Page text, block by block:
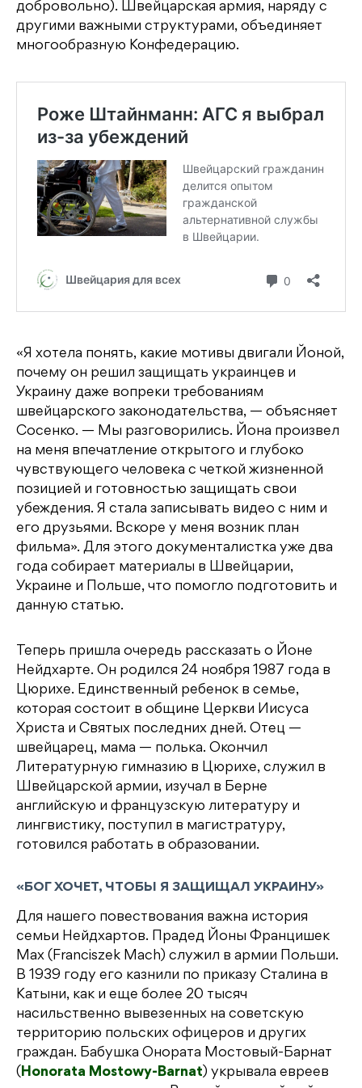
добровольно). Швейцарская армия, наряду с
другими важными структурами, объединяет
многообразную Конфедерацию.
«Я хотела понять, какие мотивы двигали Йоной,
почему он решил защищать украинцев и
Украину даже вопреки требованиям
швейцарского законодательства, — объясняет
Сосенко. — Мы разговорились. Йона произвел
на меня впечатление открытого и глубоко
чувствующего человека с четкой жизненной
позицией и готовностью защищать свои
убеждения. Я стала записывать видео с ним и
его друзьями. Вскоре у меня возник план
фильма». Для этого документалистка уже два
года собирает материалы в Швейцарии,
Украине и Польше, что помогло подготовить и
данную статью.
Теперь пришла очередь рассказать о Йоне
Нейдхарте. Он родился 24 ноября 1987 года в
Цюрихе. Единственный ребенок в семье,
которая состоит в общине Церкви Иисуса
Христа и Святых последних дней. Отец —
швейцарец, мама — полька. Окончил
Литературную гимназию в Цюрихе, служил в
Швейцарской армии, изучал в Берне
английскую и французскую литературу и
лингвистику, поступил в магистратуру,
готовился работать в образовании.
«БОГ ХОЧЕТ, ЧТОБЫ Я ЗАЩИЩАЛ УКРАИНУ»
Для нашего повествования важна история
семьи Нейдхартов. Прадед Йоны Францишeк
Мах (Franciszek Mach) служил в армии Польши.
В 1939 году его казнили по приказу Сталина в
Катыни, как и еще более 20 тысяч
насильственно вывезенных на советскую
территорию польских офицеров и других
граждан. Бабушка Онората Мостовый-Барнат
( Honorata Mostowy-Barnat) укрывала евреев